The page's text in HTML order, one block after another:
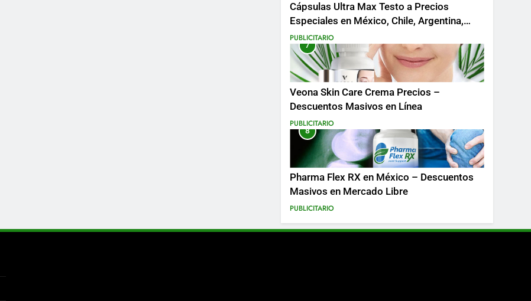
Cápsulas Ultra Max Testo a Precios
Especiales en México, Chile, Argentina,
Colombia, Perú , Ecuador, Costa Rica y
Más
PUBLICITARIO
7
Veona Skin Care Crema Precios –
Descuentos Masivos en Línea
PUBLICITARIO
8
Pharma Flex RX en México – Descuentos
Masivos en Mercado Libre
PUBLICITARIO